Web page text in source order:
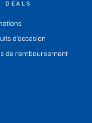
DEALS
d'occasion
de remboursement